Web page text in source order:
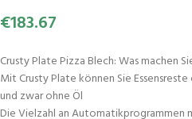
€183.67
Crusty Plate Pizza Blech: Was machen
Mit Crusty Plate können Sie
und zwar ohne Öl
Die Vielzahl an Automatikprogrammen